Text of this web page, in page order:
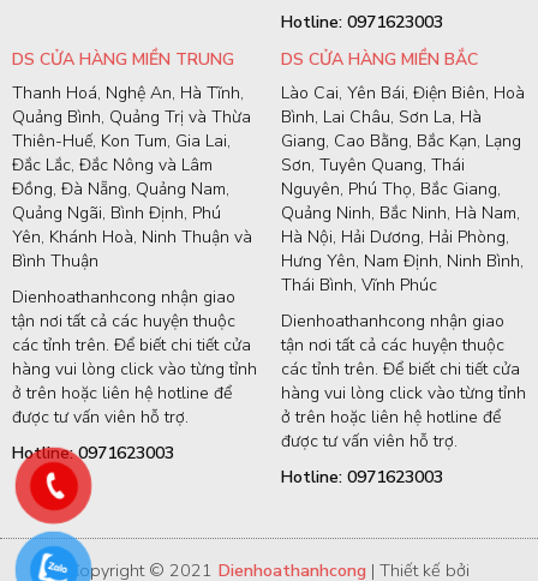
Hotline: 0971623003
DS CỬA HÀNG MIỀN TRUNG
Thanh Hoá, Nghệ An, Hà Tĩnh,
Quảng Bình, Quảng Trị và Thừa
Thiên-Huế, Kon Tum, Gia Lai,
Đắc Lắc, Đắc Nông và Lâm
Đồng, Đà Nẵng, Quảng Nam,
Quảng Ngãi, Bình Định, Phú
Yên, Khánh Hoà, Ninh Thuận và
Bình Thuận
Dienhoathanhcong nhận giao
tận nơi tất cả các huyện thuộc
các tỉnh trên. Để biết chi tiết cửa
hàng vui lòng click vào từng tỉnh
ở trên hoặc liên hệ hotline để
được tư vấn viên hỗ trợ.
Hotline: 0971623003
DS CỬA HÀNG MIỀN BẮC
Lào Cai, Yên Bái, Điện Biên, Hoà
Bình, Lai Châu, Sơn La, Hà
Giang, Cao Bằng, Bắc Kạn, Lạng
Sơn, Tuyên Quang, Thái
Nguyên, Phú Thọ, Bắc Giang,
Quảng Ninh, Bắc Ninh, Hà Nam,
Hà Nội, Hải Dương, Hải Phòng,
Hưng Yên, Nam Định, Ninh Bình,
Thái Bình, Vĩnh Phúc
Dienhoathanhcong nhận giao
tận nơi tất cả các huyện thuộc
các tỉnh trên. Để biết chi tiết cửa
hàng vui lòng click vào từng tỉnh
ở trên hoặc liên hệ hotline để
được tư vấn viên hỗ trợ.
Hotline: 0971623003
Copyright © 2021 Dienhoathanhcong | Thiết kế bởi